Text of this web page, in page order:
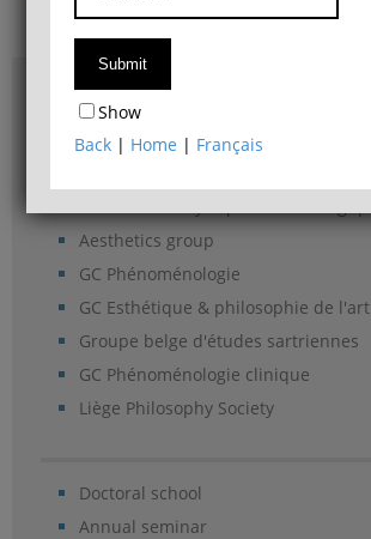
Access & maps
Philosophy Department Library
Aesthetics group
GC Phénoménologie
GC Esthétique & philosophie de l'art
Groupe belge d'études sartriennes
GC Phénoménologie clinique
Liège Philosophy Society
Doctoral school
Annual seminar
Show
Back | Home | Français